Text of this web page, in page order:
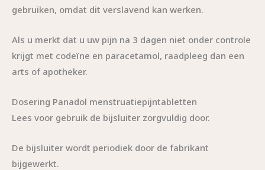
gebruiken, omdat dit verslavend kan werken.
Als u merkt dat u uw pijn na 3 dagen niet onder controle
krijgt met codeïne en paracetamol, raadpleeg dan een
arts of apotheker.
Dosering Panadol menstruatiepijntabletten
Lees voor gebruik de bijsluiter zorgvuldig door.
De bijsluiter wordt periodiek door de fabrikant
bijgewerkt.